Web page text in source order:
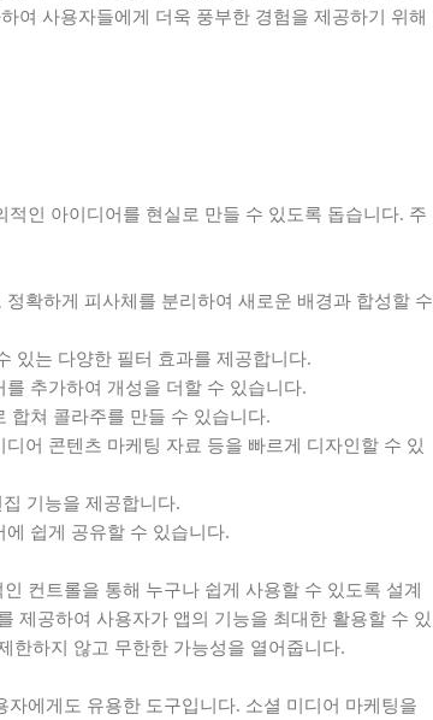
여 사용자들에게 더욱 풍부한 경험을 제공하기 위해
인 아이디어를 현실로 만들 수 있도록 돕습니다. 주
확하게 피사체를 분리하여 새로운 배경과 합성할 수
있는 다양한 필터 효과를 제공합니다.
추가하여 개성을 더할 수 있습니다.
합쳐 콜라주를 만들 수 있습니다.
어 콘텐츠 마케팅 자료 등을 빠르게 디자인할 수 있
기능을 제공합니다.
쉽게 공유할 수 있습니다.
컨트롤을 통해 누구나 쉽게 사용할 수 있도록 설계
제공하여 사용자가 앱의 기능을 최대한 활용할 수 있
한하지 않고 무한한 가능성을 열어줍니다.
에게도 유용한 도구입니다. 소셜 미디어 마케팅을